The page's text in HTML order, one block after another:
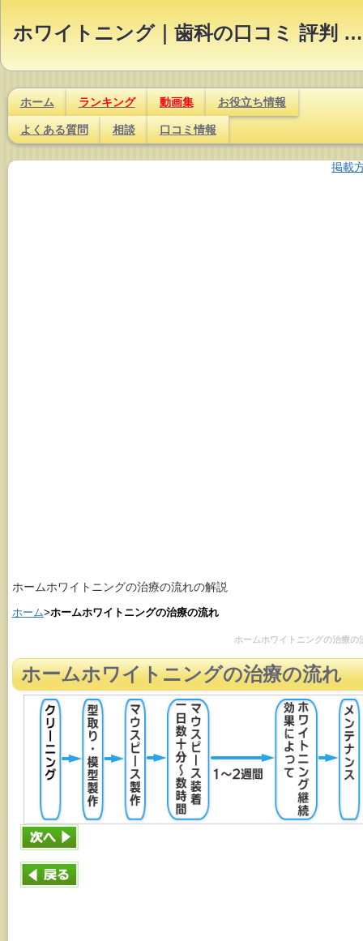
ホワイトニング｜歯科の口コミ 評判 ランキング【Dr.NAVI】
ホーム ランキング 動画集 お役立ち情報
よくある質問 相談 口コミ情報
掲載
ホームホワイトニングの治療の流れの解説
ホーム>ホームホワイトニングの治療の流れ
ホームホワイトニングの治療の
ホームホワイトニングの治療の流れ